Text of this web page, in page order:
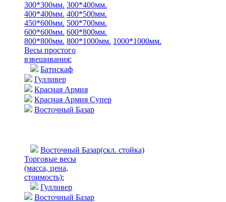
300*300мм. 300*400мм.
400*400мм. 400*500мм.
450*600мм. 500*700мм.
600*600мм. 600*800мм.
800*800мм. 800*1000мм. 1000*1000мм.
Весы простого
взвешивания:
Батискаф
Гулливер
Красная Армия
Красная Армия Супер
Восточный Базар
Восточный Базар(скл. стойка)
Торговые весы
(масса, цена,
стоимость):
Гулливер
Восточный Базар